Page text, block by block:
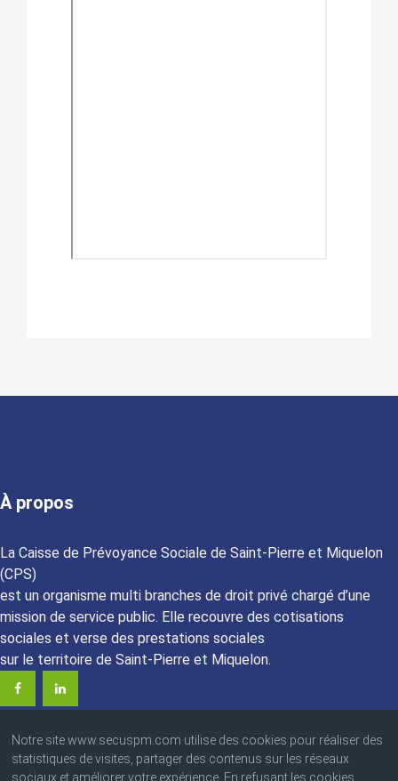
À propos
La Caisse de Prévoyance Sociale de Saint-Pierre et Miquelon
(CPS)
est un organisme multi branches de droit privé chargé d’une
mission de service public. Elle recouvre des cotisations
sociales et verse des prestations sociales
sur le territoire de Saint-Pierre et Miquelon.
Notre site www.secuspm.com utilise des cookies pour réaliser des
statistiques de visites, partager des contenus sur les réseaux
sociaux et améliorer votre expérience. En refusant les cookies,